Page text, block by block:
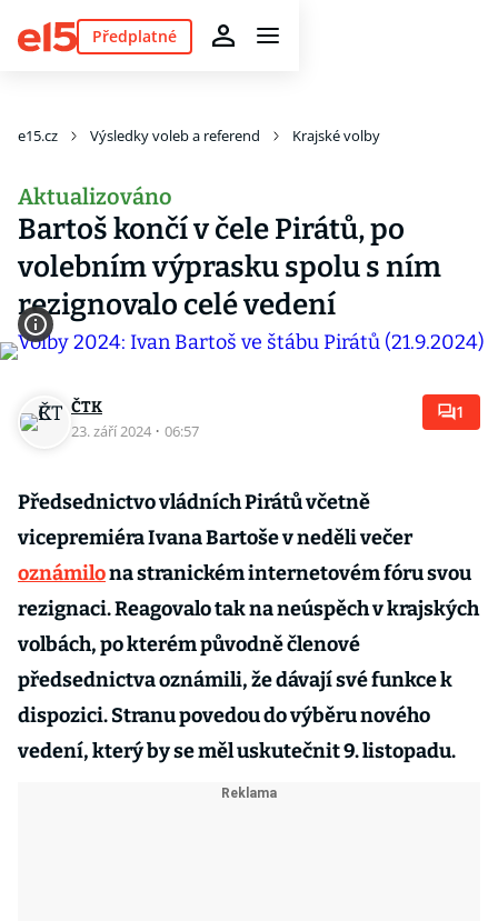
Předplatné
e15.cz Výsledky voleb a referend Krajské volby
Aktualizováno
Bartoš končí v čele Pirátů, po
volebním výprasku spolu s ním
rezignovalo celé vedení
ČTK
23. září 2024 · 06:57
1
Předsednictvo vládních Pirátů včetně
vicepremiéra Ivana Bartoše v neděli večer
oznámilona stranickém internetovém fóru svou
rezignaci. Reagovalo tak na neúspěch v krajských
volbách, po kterém původně členové
předsednictva oznámili, že dávají své funkce k
dispozici. Stranu povedou do výběru nového
vedení, který by se měl uskutečnit 9. listopadu.